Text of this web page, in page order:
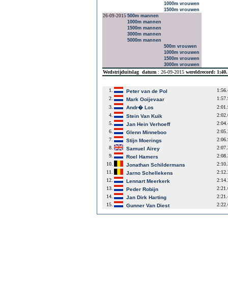
1000m vrouwen
1500m vrouwen
26-09-2015 500m mannen
1000m mannen
1500m mannen
3000m mannen
5000m mannen
500m vrouwen
1000m vrouwen
1500m vrouwen
3000m vrouwen
Wedstrijduitslag datum : 26-09-2015 wereldrecord:
1. Peter van de Pol
2.
Mark Ooijevaar
3.
Andr� Los
4.
Stein Van Kuik
5.
Jan Hein Verhoeff
6.
Glenn Minneboo
7.
Stijn Moerings
8.
Samuel Airey
9.
Roel Hamers
10.
Jonathan Schildermans
11.
Jarno Schellekens
12.
Lennart Meerkerk
13.
Peder Robijn
14.
Jan Dirk Harting
15.
Gunner Van Diest